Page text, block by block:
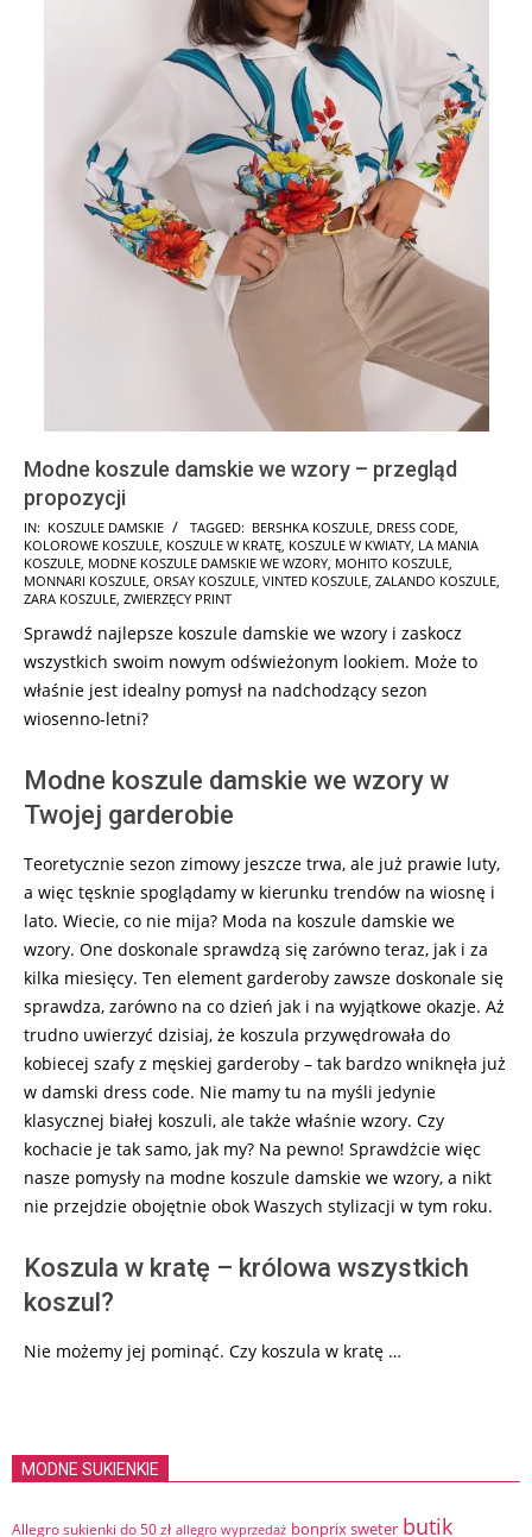
Modne koszule damskie we wzory – przegląd
propozycji
2025-
01-
13
IN: KOSZULE DAMSKIE TAGGED: BERSHKA KOSZULE, DRESS CODE,
KOLOROWE KOSZULE, KOSZULE W KRATĘ, KOSZULE W KWIATY, LA MANIA
KOSZULE, MODNE KOSZULE DAMSKIE WE WZORY, MOHITO KOSZULE,
MONNARI KOSZULE, ORSAY KOSZULE, VINTED KOSZULE, ZALANDO KOSZULE,
ZARA KOSZULE, ZWIERZĘCY PRINT
Sprawdź najlepsze koszule damskie we wzory i zaskocz
wszystkich swoim nowym odświeżonym lookiem. Może to
właśnie jest idealny pomysł na nadchodzący sezon
wiosenno-letni?
Modne koszule damskie we wzory w
Twojej garderobie
Teoretycznie sezon zimowy jeszcze trwa, ale już prawie luty,
a więc tęsknie spoglądamy w kierunku trendów na wiosnę i
lato. Wiecie, co nie mija? Moda na koszule damskie we
wzory. One doskonale sprawdzą się zarówno teraz, jak i za
kilka miesięcy. Ten element garderoby zawsze doskonale się
sprawdza, zarówno na co dzień jak i na wyjątkowe okazje. Aż
trudno uwierzyć dzisiaj, że koszula przywędrowała do
kobiecej szafy z męskiej garderoby – tak bardzo wniknęła już
w damski dress code. Nie mamy tu na myśli jedynie
klasycznej białej koszuli, ale także właśnie wzory. Czy
kochacie je tak samo, jak my? Na pewno! Sprawdżcie więc
nasze pomysły na modne koszule damskie we wzory, a nikt
nie przejdzie obojętnie obok Waszych stylizacji w tym roku.
Koszula w kratę – królowa wszystkich
koszul?
Nie możemy jej pominąć. Czy koszula w kratę …
MODNE SUKIENKIE
Allegro sukienki do 50 zł allegro wyprzedaż bonprix sweter butik